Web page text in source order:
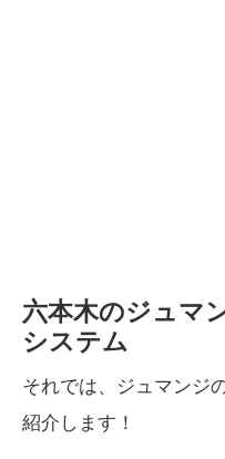
六本木のジュマ
システム
それでは、ジュマンジ
紹介します！